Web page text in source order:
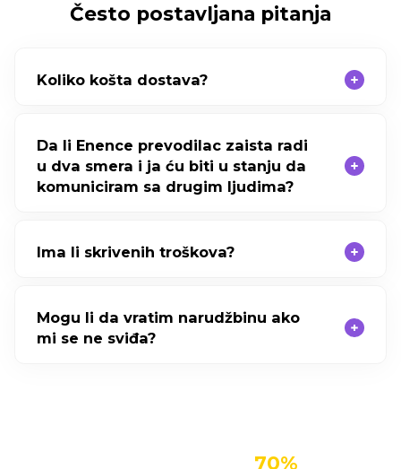
Često postavljana pitanja
Koliko košta dostava?
Da li Enence prevodilac zaista radi
u dva smera i ja ću biti u stanju da
komuniciram sa drugim ljudima?
Ima li skrivenih troškova?
Mogu li da vratim narudžbinu ako
mi se ne sviđa?
70%